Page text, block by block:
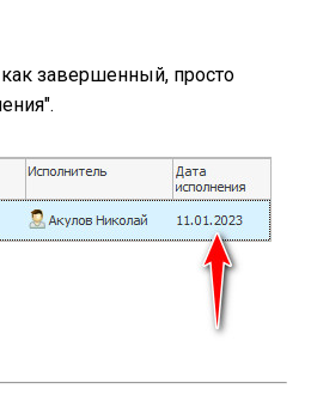
завершенный, просто